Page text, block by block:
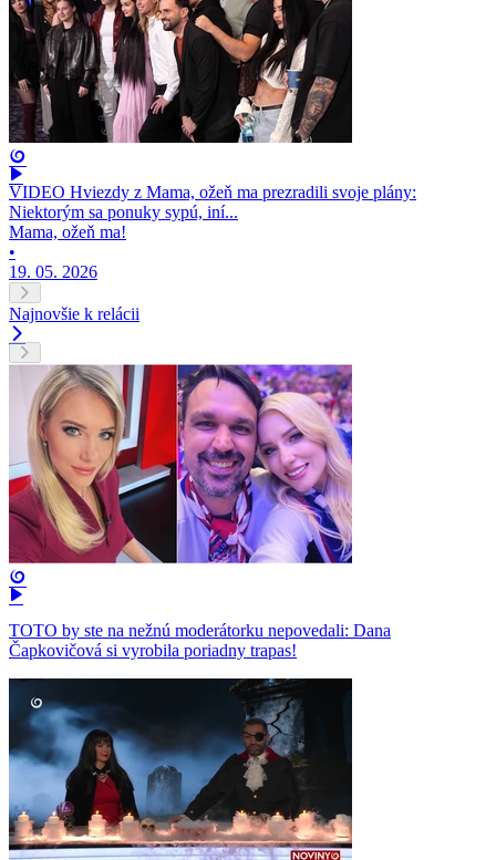
VIDEO Hviezdy z Mama, ožeň ma prezradili svoje plány:
Niektorým sa ponuky sypú, iní...
Mama, ožeň ma!
•
19. 05. 2026
Najnovšie k relácii
TOTO by ste na nežnú moderátorku nepovedali: Dana
Čapkovičová si vyrobila poriadny trapas!